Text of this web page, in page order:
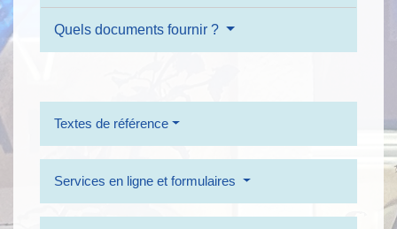
Quels documents fournir ?
Textes de référence
Services en ligne et formulaires